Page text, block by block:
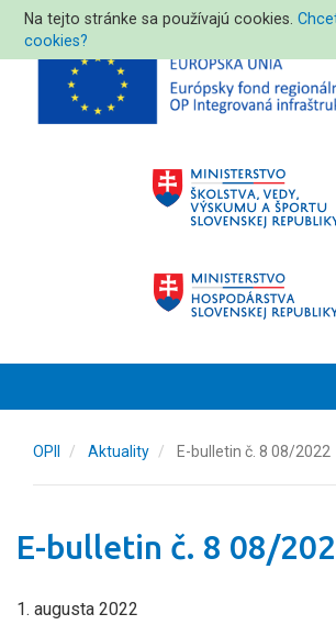
Na tejto stránke sa používajú cookies.
cookies?
OPII Aktuality E-bulletin č. 8 08/2022
E-bulletin č. 8 08/
1. augusta 2022